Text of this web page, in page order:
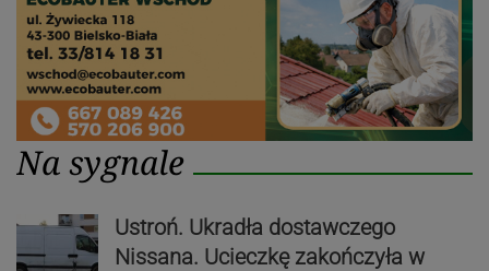
Na sygnale
Ustroń. Ukradła dostawczego
Nissana. Ucieczkę zakończyła w